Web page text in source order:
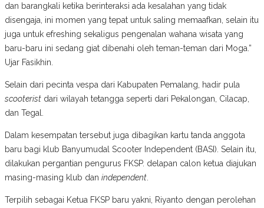
dan barangkali ketika berinteraksi ada kesalahan yang tidak
disengaja, ini momen yang tepat untuk saling memaafkan, selain itu
juga untuk efreshing sekaligus pengenalan wahana wisata yang
baru-baru ini sedang giat dibenahi oleh teman-teman dari Moga.”
Ujar Fasikhin.
Selain dari pecinta vespa dari Kabupaten Pemalang, hadir pula
scooterist dari wilayah tetangga seperti dari Pekalongan, Cilacap,
dan Tegal.
Dalam kesempatan tersebut juga dibagikan kartu tanda anggota
baru bagi klub Banyumudal Scooter Independent (BASI). Selain itu,
dilakukan pergantian pengurus FKSP. delapan calon ketua diajukan
masing-masing klub dan independent
Terpilih sebagai Ketua FKSP baru yakni, Riyanto dengan perolehan